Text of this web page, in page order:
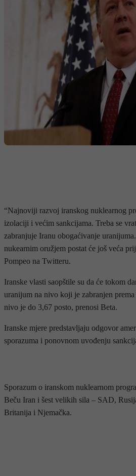
“Najnoviji razvoj iranskog nuklearnog
izolaciji i većim sankcijama. Treba se
zabranjuje Iranu obogaćivanje
nukearnim oružjem postat će još veća
Pompeo na Twitteru.
Iranske vlasti saopštile su da će tokom
uranijum na nivo koji je zabranjen
nivo je do 3,67 posto, prenosi Beta.
Iranske mjere predstavljaju odgovor
sporazuma i ponovnom uvođenju
Sporazum o iranskom nuklearnom
Beču Iran i šest velikih sila – SAD,
Britanija i Njemačka.